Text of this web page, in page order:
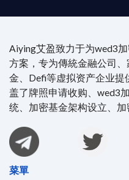
Aiying艾盈致力于为wed3
方案，专为傳統金融公司
金、Defi等虚拟资产企业提
盖了牌照申请收购、wed3
统、加密基金架构设立、
菜單